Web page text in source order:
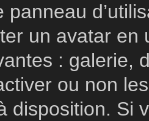
panneau
un avatar en
: galerie,
ou non
disposition. Si